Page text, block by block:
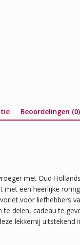
Beoordelingen (0)
met Oud
een heerlijke
voor liefhebbers
delen, cadeau te
lekkernij